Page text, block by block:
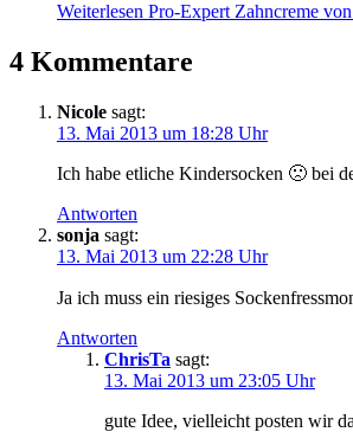
Weiterlesen Pro-Expert Zahncreme
4 Kommentare
Nicole sagt:
13. Mai 2013 um 18:28 Uhr
Ich habe etliche Kindersocken 🙁 bei
Antworten
sonja sagt:
13. Mai 2013 um 22:28 Uhr
Ja ich muss ein riesiges
Antworten
ChrisTa sagt:
13. Mai 2013 um 23:05 Uhr
gute Idee, vielleicht posten wir